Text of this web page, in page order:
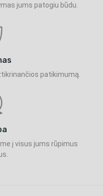
jums patogiu būdu.
patikimumą.
į visus jums rūpimus